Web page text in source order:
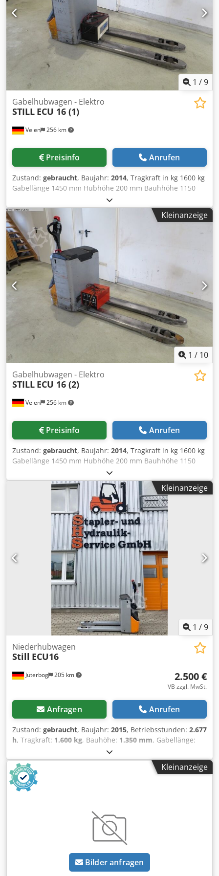
1 /9
Velen 256 km
Gabelhubwagen - Elektro
STILL ECU 16 (1)
Preisinfo Anrufen
Zustand: gebraucht, Baujahr: 2014, Tragkraft in kg 1600 kg
Gabellänge 1450 mm Hubhöhe 200 mm Bauhhöhe 1150
mm Maschinengewicht ca. 0,68 t Raumbedarf ca. 2,05 x
0,72 x 1,15 m inkl. Ladegerät Csdpfsv Ehd Ajx Apyeha
Kleinanzeige
1 / 10
Velen 256 km
Gabelhubwagen - Elektro
STILL ECU 16 (2)
Preisinfo Anrufen
Zustand: gebraucht, Baujahr: 2014, Tragkraft in kg 1600 kg
Gabellänge 1450 mm Hubhöhe 200 mm Bauhhöhe 1150
mm Maschinengewicht ca. 0,68 t Cedpfx Apjv Ehcxsyjha
Raumbedarf ca. 2,05 x 0,72 x 1,15 m inkl. Ladegerät
Kleinanzeige
1 /9
Jüterbog 205 km
Niederhubwagen
Still ECU16
2.500 €
VB zzgl. MwSt.
Anfragen Anrufen
Zustand: gebraucht, Baujahr: 2015, Betriebsstunden: 2.677
h, Tragkraft: 1.600 kg, Bauhöhe: 1.350 mm, Gabellänge:
432 kg
Baubreite:720 mm, Niederhubwagen Lastschwerpunkt:
600 Gabelbreite: 170 mm Gabeldicke: 55 mm Zustand:
Aufbereitet ohne Garantie Zustand Technisch: sehr gut
Bereifung vorne Typ: Bandagen Bereifung vorne Zustand:
hinten Zustand: 80 - 100% Chodpfxet Ddrpo Apysa Batterie
Volt: 24V Batterie Ah: 150Ah Batterie Hersteller: GBD
Batterie Typ: PzS Batterie Baujahr: 2024 Batterie Zustand:
Kleinanzeige
Bilder anfragen